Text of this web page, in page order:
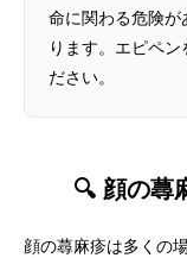
命に関わる危険が
ります。エピペ
ださい。
🔍 顔の蕁
顔の蕁麻疹は多くの